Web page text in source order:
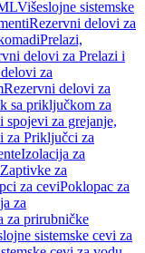
Višeslojne sistemske
Rezervni delovi za
Prelazi,
delovi za Prelazi i
za
Rezervni delovi za
sa priključkom za
spojevi za grejanje,
za Priključci za
Izolacija za
Zaptivke za
za ceviPoklopac za
za
za prirubničke
sistemske cevi za